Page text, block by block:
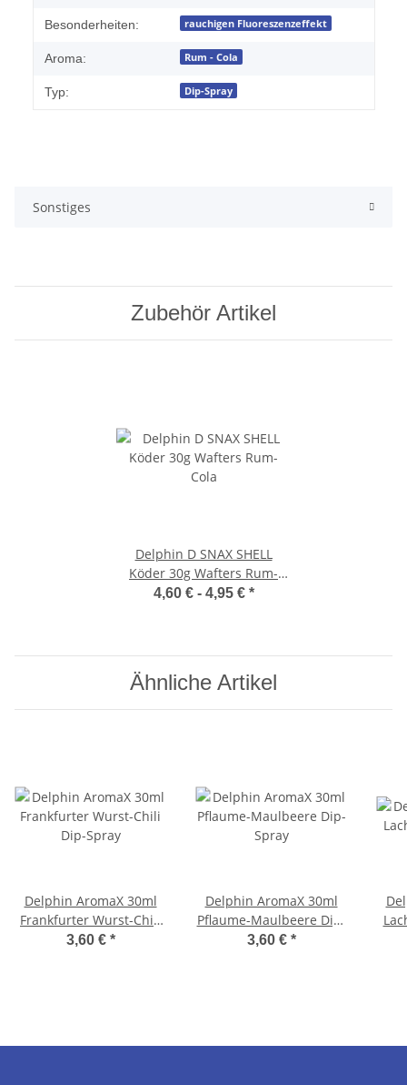
Besonderheiten: rauchigen Fluoreszenzeffekt
Aroma: Rum - Cola
Typ: Dip-Spray
Sonstiges
Zubehör Artikel
Delphin D SNAX SHELL
Köder 30g Wafters Rum-
Cola
4,60 € - 4,95 € *
Ähnliche Artikel
Delphin AromaX 30ml
Frankfurter Wurst-Chili
Dip-Spray
3,60 € *
Delphin AromaX 30ml
Pflaume-Maulbeere Dip-
Spray
3,60 € *